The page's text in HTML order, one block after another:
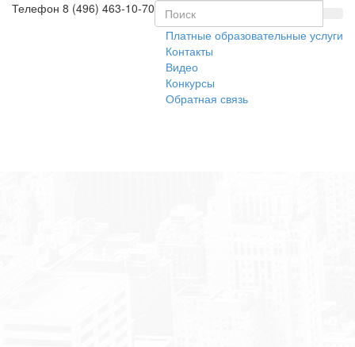
Телефон 8 (496) 463-10-70
Платные образовательные услуги
Контакты
Видео
Конкурсы
Обратная связь